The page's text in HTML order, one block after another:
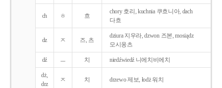
ch ㅎ 흐
chory 호리, kuchnia 쿠흐니아, dach
다흐
dz ㅈ 즈, 츠
dziura 지우라, dzwon 즈본, mosiądz
모시옹츠
dź ㅡ 치 niedźwiedź 니에치비에치
dż,
drz
ㅈ 치 drzewo 제보, łodż 워치